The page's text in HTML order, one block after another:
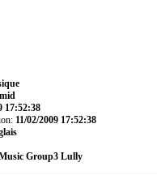
17:52:38
11/02/2009 17:52:38
Group3 Lully